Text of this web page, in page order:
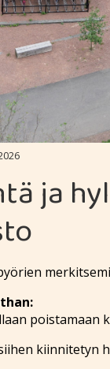
ja
poistamaan
kiinnitetyn